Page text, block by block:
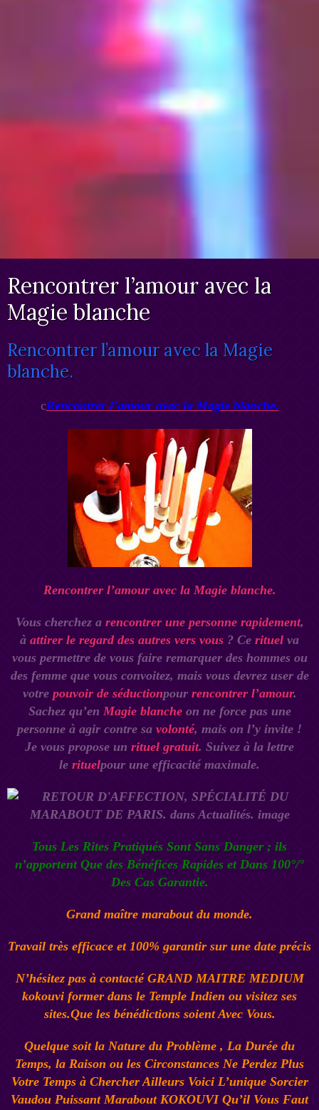
Rencontrer l’amour avec la
Magie blanche
Rencontrer l’amour avec la Magie
blanche.
cRencontrer l’amour avec la Magie blanche.
Rencontrer l’amour avec la Magie blanche.
Vous cherchez a rencontrer une personne rapidement,
à attirer le regard des autres vers vous ? Ce rituel va
vous permettre de vous faire remarquer des hommes ou
des femme que vous convoitez, mais vous devrez user de
votre pouvoir de séductionpour rencontrer l’amour.
Sachez qu’enMagie blancheon ne force pas une
personne à agir contre sa volonté, mais on l’y invite !
Je vous propose un rituel gratuit. Suivez à la lettre
le rituelpour une efficacité maximale.
Tous Les Rites Pratiqués Sont Sans Danger ; ils
n’apportent Que des Bénéfices Rapides et Dans 100°/°
Des Cas Garantie.
Grand maître marabout du monde.
Travail très efficace et 100% garantir sur une date précis
N’hésitez pas à contacté GRAND MAITRE MEDIUM
kokouvi former dans le Temple Indien ou visitez ses
sites.Que les bénédictions soient Avec Vous.
Quelque soit la Nature du Problème , La Durée du
Temps, la Raison ou les Circonstances Ne Perdez Plus
Votre Temps à Chercher Ailleurs Voici L’unique Sorcier
Vaudou Puissant Marabout KOKOUVIQu’il Vous Faut